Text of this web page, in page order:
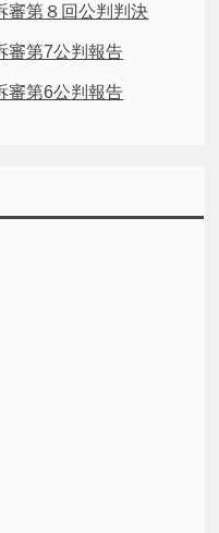
審第８回公判判決
審第7公判報告
審第6公判報告